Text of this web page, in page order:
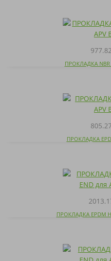
ПРОКЛАДКА NBR
ПРОКЛАДКА
ПРОКЛАДКА EPDM